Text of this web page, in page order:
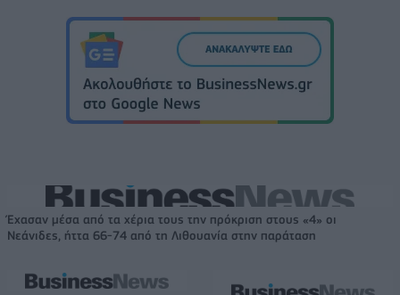
Έχασαν μέσα από τα χέρια τους την πρόκριση στους «4» οι
Νεάνιδες, ήττα 66-74 από τη Λιθουανία στην παράταση